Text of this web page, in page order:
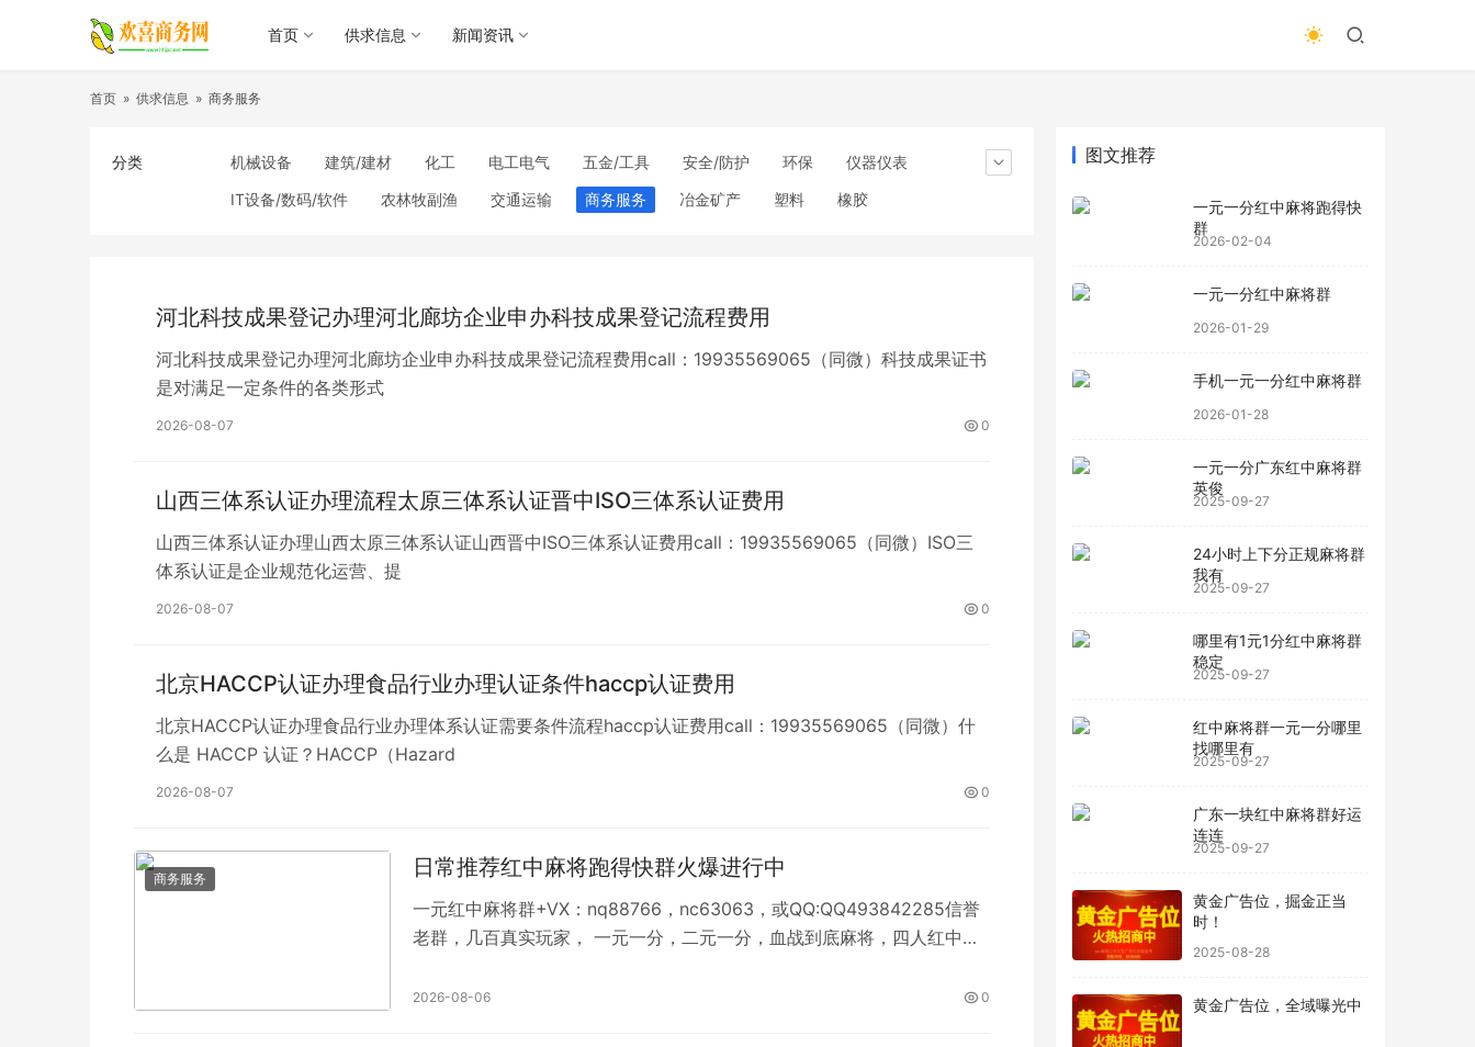
首页 供求信息 新闻资讯
首页 » 供求信息 » 商务服务
分类 机械设备 建筑/建材 化工 电工电气 五金/工具 安全/防护 环保
仪器仪表
IT设备/数码/软件
农林牧副渔 交通运输 商务服务 冶金矿产 塑料
橡胶
纺织/皮革
办公/文教 纸业 其他未分类
河北科技成果登记办理河北廊坊企业申办科技成果登记流程费用
河北科技成果登记办理河北廊坊企业申办科技成果登记流程费用call：19935569065（同微）科技成果证书
是对满足一定条件的各类形式
2026-08-07 0
山西三体系认证办理流程太原三体系认证晋中ISO三体系认证费用
山西三体系认证办理山西太原三体系认证山西晋中ISO三体系认证费用call：19935569065（同微）ISO三
体系认证是企业规范化运营、提
2026-08-07 0
北京HACCP认证办理食品行业办理认证条件haccp认证费用
北京HACCP认证办理食品行业办理体系认证需要条件流程haccp认证费用call：19935569065（同微）什
么是 HACCP 认证？HACCP（Hazard
2026-08-07 0
商务服务 日常推荐红中麻将跑得快群火爆进行中
一元红中麻将群+VX：nq88766，nc63063，或QQ:QQ493842285信誉
老群，几百真实玩家， 一元一分，二元一分，血战到底麻将，四人红中麻
的，支持一切验证 安全 信誉随你考验。加不上微信加QQ:QQ493842285
2026-08-06 0
图文推荐
一元一分红中麻将跑得快
群
2026-02-04
一元一分红中麻将群
2026-01-29
手机一元一分红中麻将群
2026-01-28
一元一分广东红中麻将群
英俊
2025-09-27
24小时上下分正规麻将群
我有
2025-09-27
哪里有1元1分红中麻将群
稳定
2025-09-27
红中麻将群一元一分哪里
找哪里有
2025-09-27
广东一块红中麻将群好运
连连
2025-09-27
黄金广告位，掘金正当
时！
2025-08-28
黄金广告位，全域曝光中